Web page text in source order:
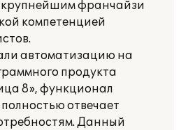
крупнейшим франчайзи
компетенцией
автоматизацию на
продукта
8», функционал
отвечает
Данный